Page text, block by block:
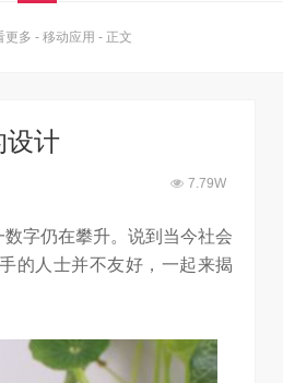
更多 - 移动应用 - 正文
设计
7.79W
字仍在攀升。说到当今社会
的人士并不友好，一起来揭